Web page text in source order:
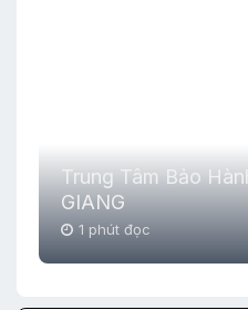
Trung Tâm Bảo
GIANG
1 phút đọc